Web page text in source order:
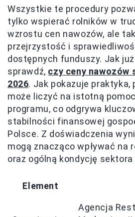
Wszystkie te procedury
tylko wspierać rolników w
wzrostu cen nawozów, ale
przejrzystość i
dostępnych funduszy. Jak
sprawdź, czy ceny nawozów
2026. Jak pokazuje praktyka,
może liczyć na istotną
programu, co odgrywa
stabilności finansowej
Polsce. Z doświadczenia
mogą znacząco wpływać na
oraz ogólną kondycję sektora
Element
Agencja